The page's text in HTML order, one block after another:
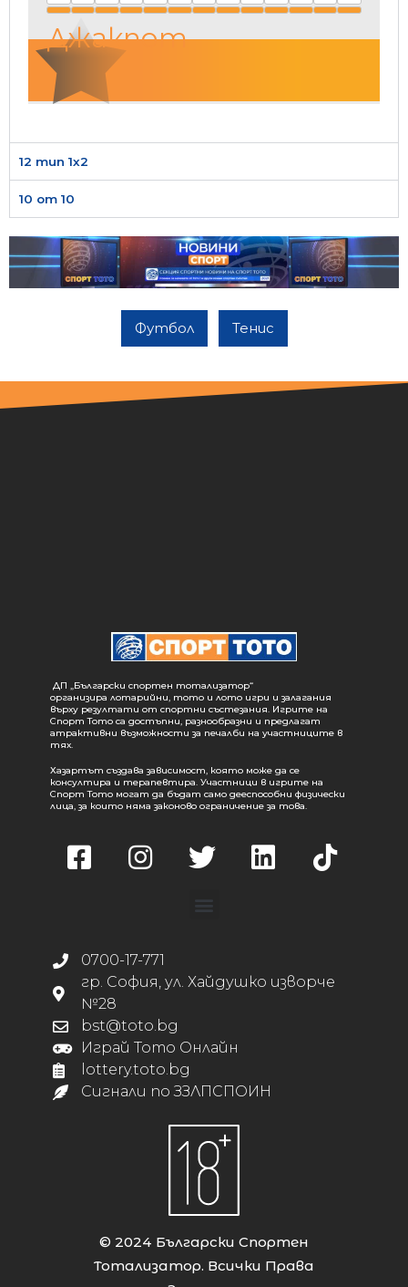
Джакпот
12 тип 1х2
10 от 10
Футбол Тенис
ДП „Български спортен тотализатор“
организира лотарийни, тото и лото игри и залагания
върху резултати от спортни състезания. Игрите на
Спорт Тото са достъпни, разнообразни и предлагат
атрактивни възможности за печалби на участниците в
тях.
Хазартът създава зависимост, която може да се
консултира и терапевтира. Участници в игрите на
Спорт Тото могат да бъдат само дееспособни физически
лица, за които няма законово ограничение за това.
0700-17-771
гр. София, ул. Хайдушко изворче
№28
bst@toto.bg
Играй Тото Онлайн
lottery.toto.bg
Сигнали по ЗЗЛПСПОИН
© 2024 Български Спортен
Тотализатор. Всички Права